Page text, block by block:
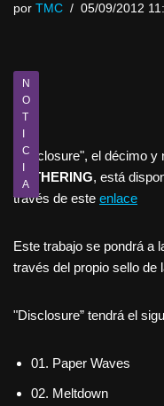
por TMC 05/09/2012
N
O
T
I
C
I
A
"Disclosure", el décimo
GATHERING, está
través de este enlace
Este trabajo se pondrá a
través del propio sello de
"Disclosure” tendrá el
01. Paper Waves
02. Meltdown